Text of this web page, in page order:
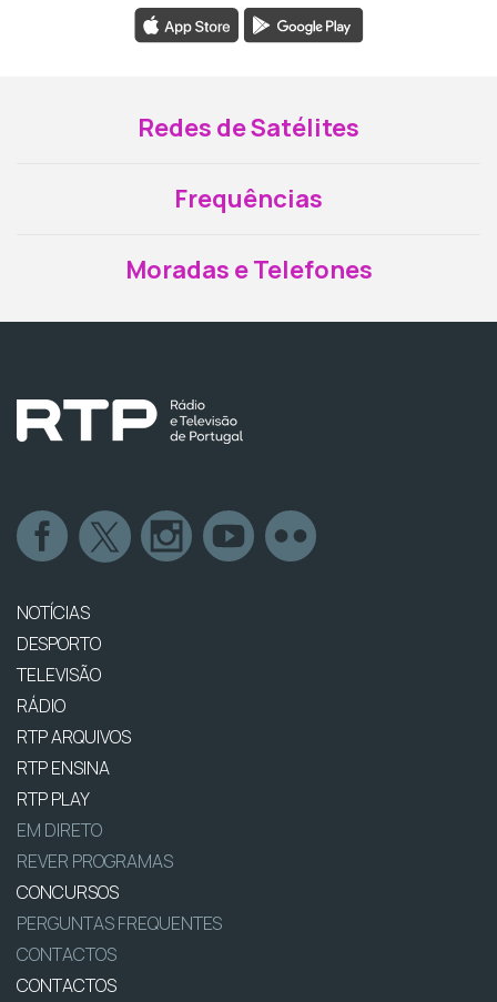
Redes de Satélites
Frequências
Moradas e Telefones
NOTÍCIAS
DESPORTO
TELEVISÃO
RÁDIO
RTP ARQUIVOS
RTP ENSINA
RTP PLAY
EM DIRETO
REVER PROGRAMAS
CONCURSOS
PERGUNTAS FREQUENTES
CONTACTOS
CONTACTOS